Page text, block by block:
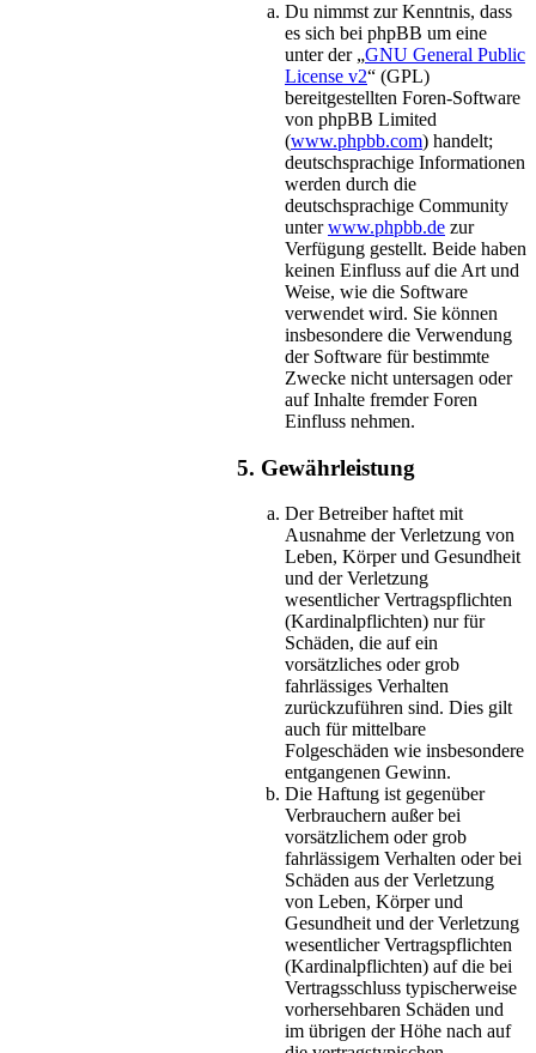
Du nimmst zur Kenntnis, dass
es sich bei phpBB um eine
unter der „GNU General Public
License v2“ (GPL)
bereitgestellten Foren-Software
von phpBB Limited
(www.phpbb.com) handelt;
deutschsprachige Informationen
werden durch die
deutschsprachige Community
unterwww.phpbb.de zur
Verfügung gestellt. Beide haben
keinen Einfluss auf die Art und
Weise, wie die Software
verwendet wird. Sie können
insbesondere die Verwendung
der Software für bestimmte
Zwecke nicht untersagen oder
auf Inhalte fremder Foren
Einfluss nehmen.
5. Gewährleistung
Der Betreiber haftet mit
Ausnahme der Verletzung von
Leben, Körper und Gesundheit
und der Verletzung
wesentlicher Vertragspflichten
(Kardinalpflichten) nur für
Schäden, die auf ein
vorsätzliches oder grob
fahrlässiges Verhalten
zurückzuführen sind. Dies gilt
auch für mittelbare
Folgeschäden wie insbesondere
entgangenen Gewinn.
Die Haftung ist gegenüber
Verbrauchern außer bei
vorsätzlichem oder grob
fahrlässigem Verhalten oder bei
Schäden aus der Verletzung
von Leben, Körper und
Gesundheit und der Verletzung
wesentlicher Vertragspflichten
(Kardinalpflichten) auf die bei
Vertragsschluss typischerweise
vorhersehbaren Schäden und
im übrigen der Höhe nach auf